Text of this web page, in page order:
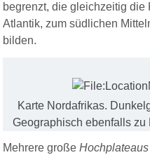
begrenzt, die gleichzeitig
Atlantik, zum südlichen
bilden.
Karte Nordafrikas.
Geographisch ebenfalls zu
Mehrere große